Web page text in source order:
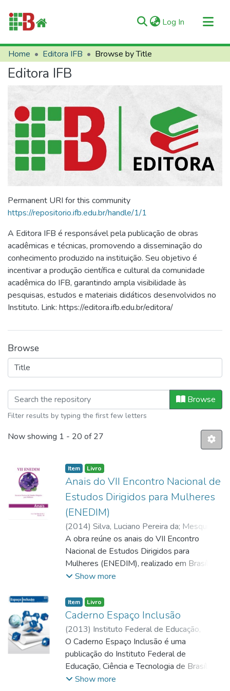
Log In (current)
Communities & Collections
All of RIIFB
Manuals and Terms
Help
Contacts
Home Editora IFB Browse by Title
Editora IFB
Permanent URI for this community
https://repositorio.ifb.edu.br/handle/1/1
A Editora IFB é responsável pela publicação de obras
acadêmicas e técnicas, promovendo a disseminação do
conhecimento produzido na instituição. Seu objetivo é
incentivar a produção científica e cultural da comunidade
acadêmica do IFB, garantindo ampla visibilidade às
pesquisas, estudos e materiais didáticos desenvolvidos no
Instituto. Link: https://editora.ifb.edu.br/editora/
Browse
Browsing Editora IFB by Title Browse
Filter results by typing the first few letters
Now showing 1 - 20 of 27
Item Livro
Anais do VII Encontro Nacional de
Estudos Dirigidos para Mulheres
(ENEDIM)
(2014) Silva, Luciano Pereira da; Mesquita,
Wákila Nieble Rodrigues de
A obra reúne os anais do VII Encontro
Nacional de Estudos Dirigidos para
Mulheres (ENEDIM), realizado em Brasília
nos dias 14 e 15 de maio de 2013. A
mulheres, gênero, ciência, inclusão digital,
direitos humanos, políticas públicas,
violência contra mulheres, parto, feminismo,
lazer e envelhecimento de mulheres
homossexuais, contribuindo para a
divulgação de pesquisas e experiências
relacionadas à condição da mulher brasileira.
Show more
Item Livro
Caderno Espaço Inclusão
(2013) Instituto Federal de Educação,
Ciência e Tecnologia de Brasília
O Caderno Espaço Inclusão é uma
publicação do Instituto Federal de
Educação, Ciência e Tecnologia de Brasília
voltada à temática da educação inclusiva.
Show more